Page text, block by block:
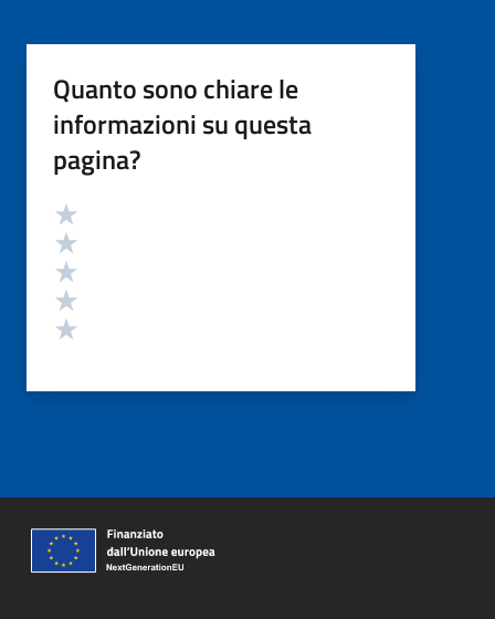
Quanto sono chiare le
informazioni su questa
pagina?
Valutazione